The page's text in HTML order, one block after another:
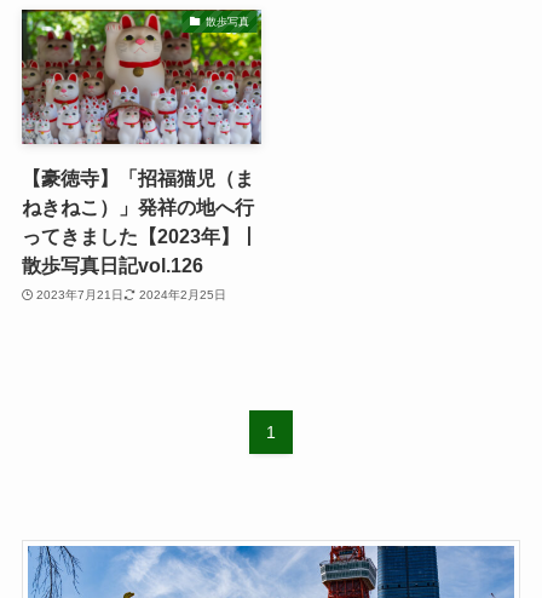
散歩写真
【豪徳寺】「招福猫児（ま
ねきねこ）」発祥の地へ行
ってきました【2023年】丨
散歩写真日記vol.126
2023年7月21日 2024年2月25日
1